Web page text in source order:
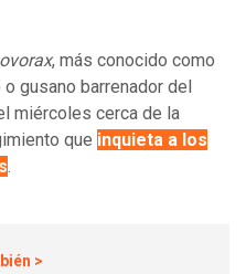
, más conocido como
gusano barrenador del
miércoles cerca de la
que inquieta a los
>